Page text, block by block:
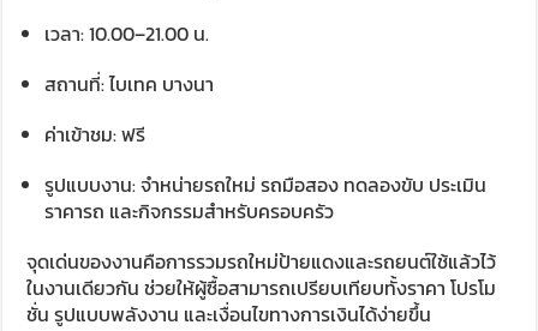
เวลา: 10.00–21.00 น.
สถานที่: ไบเทค บางนา
ค่าเข้าชม: ฟรี
รูปแบบงาน: จำหน่ายรถใหม่ รถมือสอง ทดลองขับ ประเมิน
ราคารถ และกิจกรรมสำหรับครอบครัว
จุดเด่นของงานคือการรวมรถใหม่ป้ายแดงและรถยนต์ใช้แล้วไว้
ในงานเดียวกัน ช่วยให้ผู้ซื้อสามารถเปรียบเทียบทั้งราคา โปรโม
ชั่น รูปแบบพลังงาน และเงื่อนไขทางการเงินได้ง่ายขึ้น